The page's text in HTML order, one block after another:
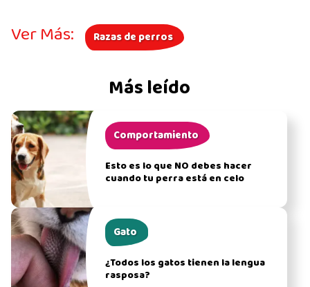
Más leído
Comportamiento
Esto es lo que NO debes hacer
cuando tu perra está en celo
Gato
¿Todos los gatos tienen la lengua
rasposa?
Ver Más: Razas de perros